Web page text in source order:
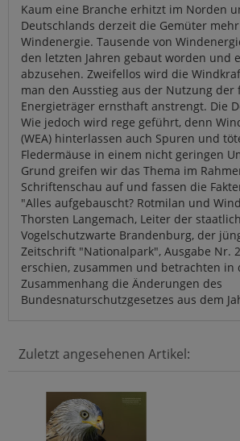
Kaum eine Branche erhitzt im Norden
Deutschlands derzeit die Gemüter
Windenergie. Tausende von
den letzten Jahren gebaut worden und
abzusehen. Zweifellos wird die
man den Ausstieg aus der Nutzung der
Energieträger ernsthaft anstrengt. Die
Wie jedoch wird rege geführt, denn
(WEA) hinterlassen auch Spuren und
Fledermäuse in einem nicht geringen
Grund greifen wir das Thema im
Schriftenschau auf und fassen die
"Alles aufgebauscht? Rotmilan und
Thorsten Langemach, Leiter der
Vogelschutzwarte Brandenburg, der
Zeitschrift "Nationalpark", Ausgabe Nr.
erschien, zusammen und betrachten in
Zusammenhang die Änderungen des
Bundesnaturschutzgesetzes aus dem
Zuletzt angesehenen Artikel: